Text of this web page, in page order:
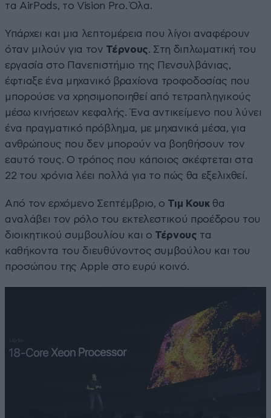
τα AirPods, το Vision Pro. Όλα.
Υπάρχει και μια λεπτομέρεια που λίγοι αναφέρουν
όταν μιλούν για τον Τέρνους. Στη διπλωματική του
εργασία στο Πανεπιστήμιο της Πενσυλβάνιας,
έφτιαξε ένα μηχανικό βραχίονα τροφοδοσίας που
μπορούσε να χρησιμοποιηθεί από τετραπληγικούς
μέσω κινήσεων κεφαλής. Ένα αντικείμενο που λύνει
ένα πραγματικό πρόβλημα, με μηχανικά μέσα, για
ανθρώπους που δεν μπορούν να βοηθήσουν τον
εαυτό τους. Ο τρόπος που κάποιος σκέφτεται στα
22 του χρόνια λέει πολλά για το πώς θα εξελιχθεί.
Από τον ερχόμενο Σεπτέμβριο, ο Τιμ Κουκθα
αναλάβει τον ρόλο του εκτελεστικού προέδρου του
διοικητικού συμβουλίου και ο Τέρνους τα
καθήκοντα του διευθύνοντος συμβούλου και του
προσώπου της Apple στο ευρύ κοινό.